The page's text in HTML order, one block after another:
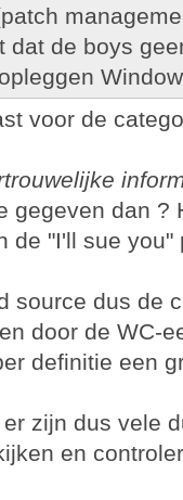
dat de boys
voor de
gegeven dan ?
de "I'll sue you"
source dus de
door de WC-
definitie een
zijn dus vele
en